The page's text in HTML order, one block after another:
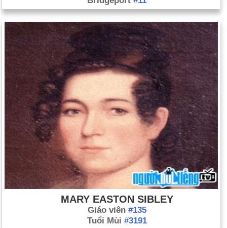
MARY EASTON SIBLEY
Giáo viên #135
Tuổi Mùi #3191